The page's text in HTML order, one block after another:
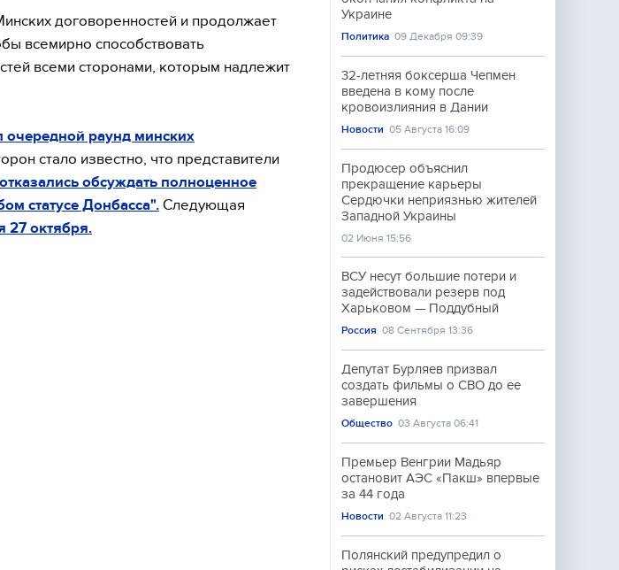
договоренностей и продолжает
всемирно способствовать
всеми сторонами, которым надлежит
раунд минских
стало известно, что представители
отказались обсуждать полноценное
статусе Донбасса". Следующая
27 октября.
Украине
Политика 09 Декабря 09:39
32-летняя боксерша Чепмен
введена в кому после
кровоизлияния в Дании
Новости 05 Августа 16:09
Продюсер объяснил
прекращение карьеры
Сердючки неприязнью жителей
Западной Украины
02 Июня 15:56
ВСУ несут большие потери и
задействовали резерв под
Харьковом — Поддубный
Россия 08 Сентября 13:36
Депутат Бурляев призвал
создать фильмы о СВО до ее
завершения
Общество 03 Августа 06:41
Премьер Венгрии Мадьяр
остановит АЭС «Пакш» впервые
за 44 года
Новости 02 Августа 11:23
Полянский предупредил о